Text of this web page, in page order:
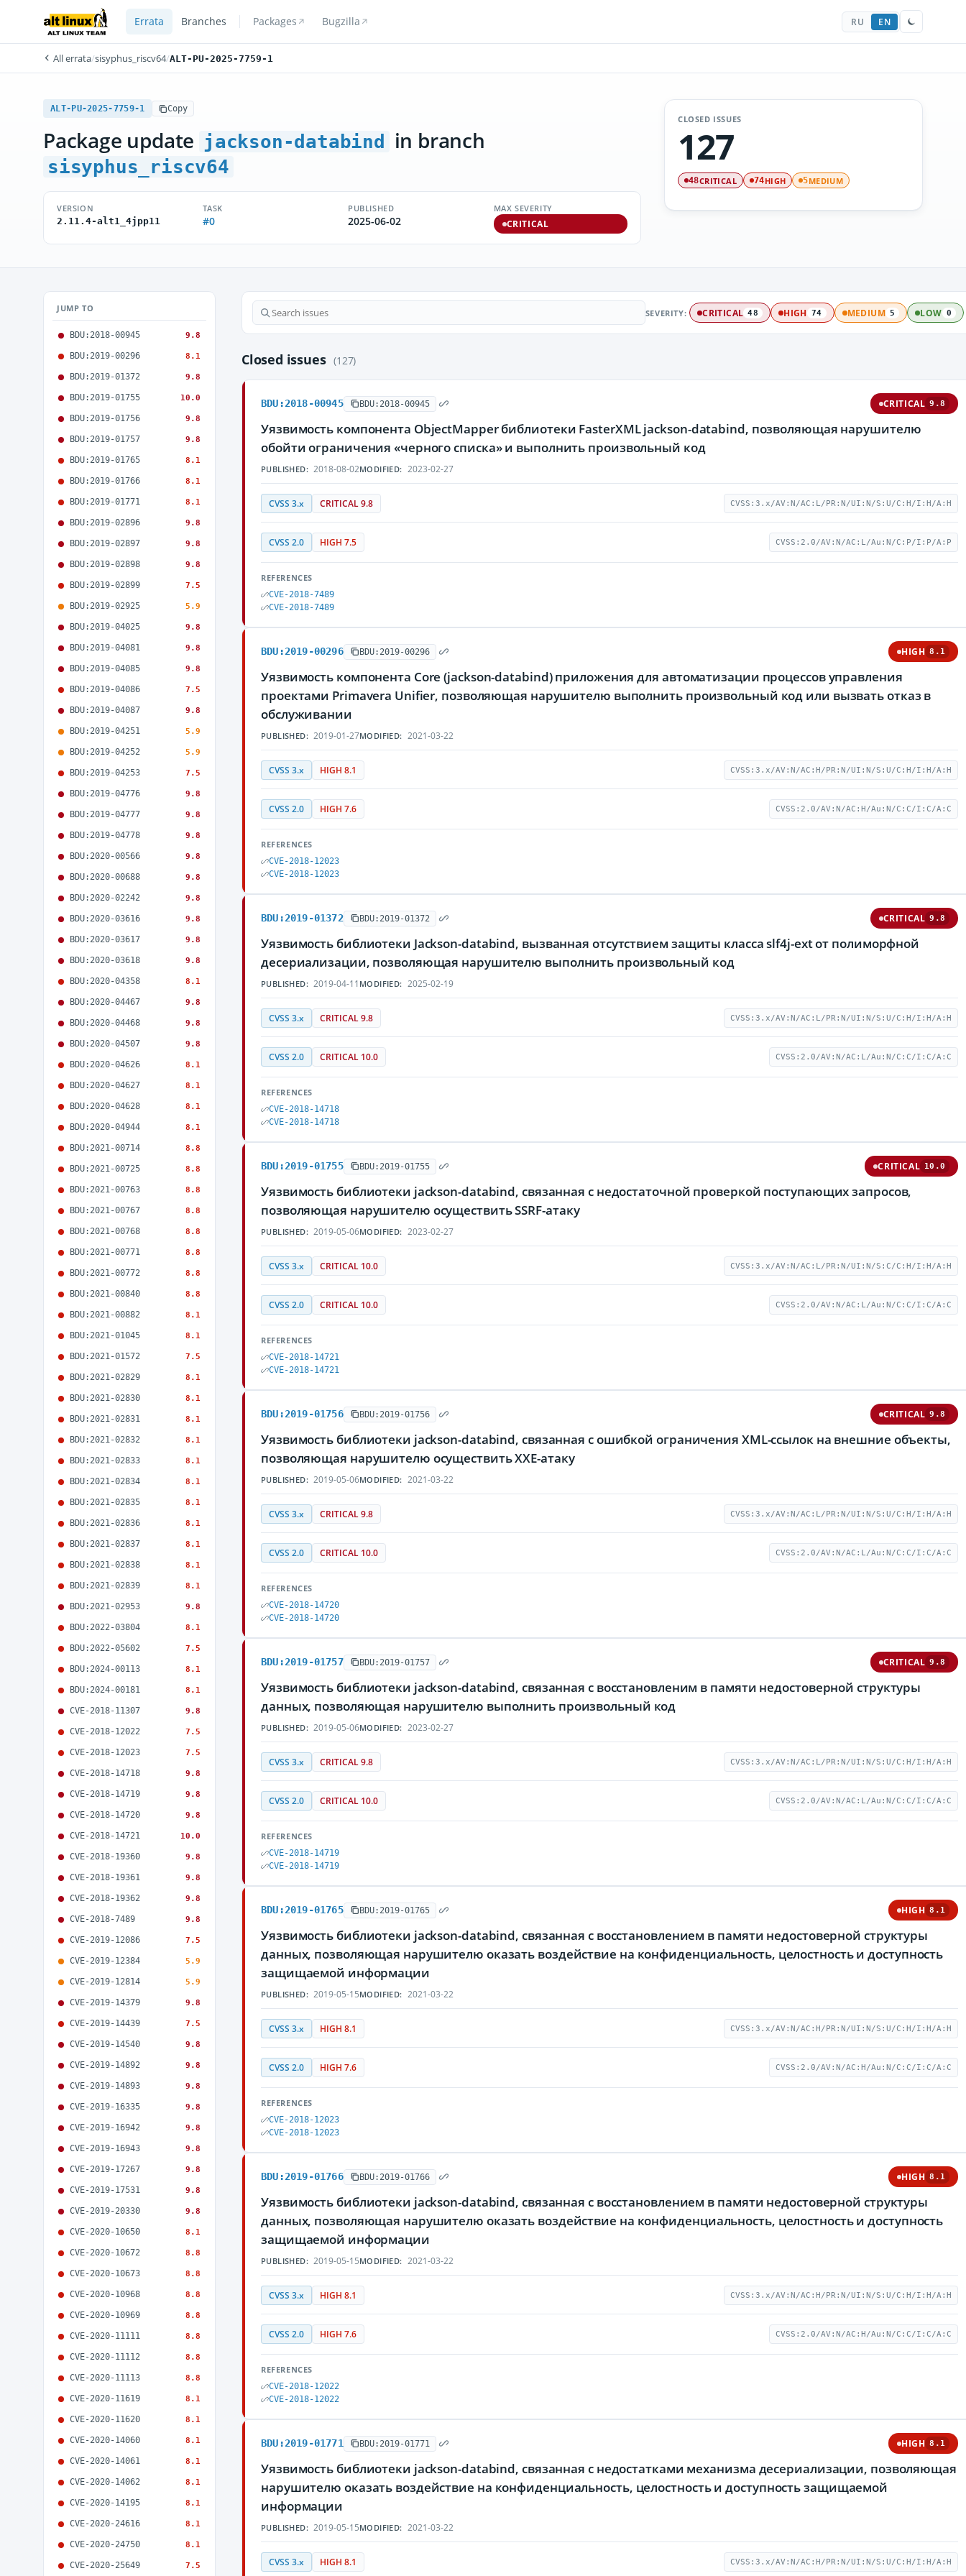
Errata Branches Packages Bugzilla RU EN
All errata/sisyphus_riscv64/ALT-PU-2025-7759-1
ALT-PU-2025-7759-1 Copy
Package update jackson-databind in branch
sisyphus_riscv64
VERSION
2.11.4-alt1_4jpp11
TASK
#0
PUBLISHED
2025-06-02
MAX SEVERITY
CRITICAL
CLOSED ISSUES
127
48CRITICAL 74HIGH 5MEDIUM
JUMP TO
BDU:2018-00945 9.8
BDU:2019-00296 8.1
BDU:2019-01372 9.8
BDU:2019-01755 10.0
BDU:2019-01756 9.8
BDU:2019-01757 9.8
BDU:2019-01765 8.1
BDU:2019-01766 8.1
BDU:2019-01771 8.1
BDU:2019-02896 9.8
BDU:2019-02897 9.8
BDU:2019-02898 9.8
BDU:2019-02899 7.5
BDU:2019-02925 5.9
BDU:2019-04025 9.8
BDU:2019-04081 9.8
BDU:2019-04085 9.8
BDU:2019-04086 7.5
BDU:2019-04087 9.8
BDU:2019-04251 5.9
BDU:2019-04252 5.9
BDU:2019-04253 7.5
BDU:2019-04776 9.8
BDU:2019-04777 9.8
BDU:2019-04778 9.8
BDU:2020-00566 9.8
BDU:2020-00688 9.8
BDU:2020-02242 9.8
BDU:2020-03616 9.8
BDU:2020-03617 9.8
BDU:2020-03618 9.8
BDU:2020-04358 8.1
BDU:2020-04467 9.8
BDU:2020-04468 9.8
BDU:2020-04507 9.8
BDU:2020-04626 8.1
BDU:2020-04627 8.1
BDU:2020-04628 8.1
BDU:2020-04944 8.1
BDU:2021-00714 8.8
BDU:2021-00725 8.8
BDU:2021-00763 8.8
BDU:2021-00767 8.8
BDU:2021-00768 8.8
BDU:2021-00771 8.8
BDU:2021-00772 8.8
BDU:2021-00840 8.8
BDU:2021-00882 8.1
BDU:2021-01045 8.1
BDU:2021-01572 7.5
BDU:2021-02829 8.1
BDU:2021-02830 8.1
BDU:2021-02831 8.1
BDU:2021-02832 8.1
BDU:2021-02833 8.1
BDU:2021-02834 8.1
BDU:2021-02835 8.1
BDU:2021-02836 8.1
BDU:2021-02837 8.1
BDU:2021-02838 8.1
BDU:2021-02839 8.1
BDU:2021-02953 9.8
BDU:2022-03804 8.1
BDU:2022-05602 7.5
BDU:2024-00113 8.1
BDU:2024-00181 8.1
CVE-2018-11307 9.8
CVE-2018-12022 7.5
CVE-2018-12023 7.5
CVE-2018-14718 9.8
CVE-2018-14719 9.8
CVE-2018-14720 9.8
CVE-2018-14721 10.0
CVE-2018-19360 9.8
CVE-2018-19361 9.8
CVE-2018-19362 9.8
CVE-2018-7489 9.8
CVE-2019-12086 7.5
CVE-2019-12384 5.9
CVE-2019-12814 5.9
CVE-2019-14379 9.8
CVE-2019-14439 7.5
CVE-2019-14540 9.8
CVE-2019-14892 9.8
CVE-2019-14893 9.8
CVE-2019-16335 9.8
CVE-2019-16942 9.8
CVE-2019-16943 9.8
CVE-2019-17267 9.8
CVE-2019-17531 9.8
CVE-2019-20330 9.8
CVE-2020-10650 8.1
CVE-2020-10672 8.8
CVE-2020-10673 8.8
CVE-2020-10968 8.8
CVE-2020-10969 8.8
CVE-2020-11111 8.8
CVE-2020-11112 8.8
CVE-2020-11113 8.8
CVE-2020-11619 8.1
CVE-2020-11620 8.1
CVE-2020-14060 8.1
CVE-2020-14061 8.1
CVE-2020-14062 8.1
CVE-2020-14195 8.1
CVE-2020-24616 8.1
CVE-2020-24750 8.1
CVE-2020-25649 7.5
SEVERITY: CRITICAL 48 HIGH 74 MEDIUM 5 LOW 0
Closed issues (127)
BDU:2018-00945 BDU:2018-00945 CRITICAL 9.8
Уязвимость компонента ObjectMapper библиотеки FasterXML jackson-databind, позволяющая нарушителю
обойти ограничения «черного списка» и выполнить произвольный код
PUBLISHED: 2018-08-02MODIFIED: 2023-02-27
CVSS 3.x CRITICAL 9.8 CVSS:3.x/AV:N/AC:L/PR:N/UI:N/S:U/C:H/I:H/A:H
CVSS 2.0 HIGH 7.5 CVSS:2.0/AV:N/AC:L/Au:N/C:P/I:P/A:P
REFERENCES
CVE-2018-7489
CVE-2018-7489
BDU:2019-00296 BDU:2019-00296 HIGH 8.1
Уязвимость компонента Core (jackson-databind) приложения для автоматизации процессов управления
проектами Primavera Unifier, позволяющая нарушителю выполнить произвольный код или вызвать отказ в
обслуживании
PUBLISHED: 2019-01-27MODIFIED: 2021-03-22
CVSS 3.x HIGH 8.1 CVSS:3.x/AV:N/AC:H/PR:N/UI:N/S:U/C:H/I:H/A:H
CVSS 2.0 HIGH 7.6 CVSS:2.0/AV:N/AC:H/Au:N/C:C/I:C/A:C
REFERENCES
CVE-2018-12023
CVE-2018-12023
BDU:2019-01372 BDU:2019-01372 CRITICAL 9.8
Уязвимость библиотеки Jackson-databind, вызванная отсутствием защиты класса slf4j-ext от полиморфной
десериализации, позволяющая нарушителю выполнить произвольный код
PUBLISHED: 2019-04-11 MODIFIED: 2025-02-19
CVSS 3.x CRITICAL 9.8 CVSS:3.x/AV:N/AC:L/PR:N/UI:N/S:U/C:H/I:H/A:H
CVSS 2.0 CRITICAL 10.0 CVSS:2.0/AV:N/AC:L/Au:N/C:C/I:C/A:C
REFERENCES
CVE-2018-14718
CVE-2018-14718
BDU:2019-01755 BDU:2019-01755 CRITICAL 10.0
Уязвимость библиотеки jackson-databind, связанная с недостаточной проверкой поступающих запросов,
позволяющая нарушителю осуществить SSRF-атаку
PUBLISHED: 2019-05-06MODIFIED: 2023-02-27
CVSS 3.x CRITICAL 10.0 CVSS:3.x/AV:N/AC:L/PR:N/UI:N/S:C/C:H/I:H/A:H
CVSS 2.0 CRITICAL 10.0 CVSS:2.0/AV:N/AC:L/Au:N/C:C/I:C/A:C
REFERENCES
CVE-2018-14721
CVE-2018-14721
BDU:2019-01756 BDU:2019-01756 CRITICAL 9.8
Уязвимость библиотеки jackson-databind, связанная с ошибкой ограничения XML-ссылок на внешние объекты,
позволяющая нарушителю осуществить XXE-атаку
PUBLISHED: 2019-05-06MODIFIED: 2021-03-22
CVSS 3.x CRITICAL 9.8 CVSS:3.x/AV:N/AC:L/PR:N/UI:N/S:U/C:H/I:H/A:H
CVSS 2.0 CRITICAL 10.0 CVSS:2.0/AV:N/AC:L/Au:N/C:C/I:C/A:C
REFERENCES
CVE-2018-14720
CVE-2018-14720
BDU:2019-01757 BDU:2019-01757 CRITICAL 9.8
Уязвимость библиотеки jackson-databind, связанная с восстановленим в памяти недостоверной структуры
данных, позволяющая нарушителю выполнить произвольный код
PUBLISHED: 2019-05-06MODIFIED: 2023-02-27
CVSS 3.x CRITICAL 9.8 CVSS:3.x/AV:N/AC:L/PR:N/UI:N/S:U/C:H/I:H/A:H
CVSS 2.0 CRITICAL 10.0 CVSS:2.0/AV:N/AC:L/Au:N/C:C/I:C/A:C
REFERENCES
CVE-2018-14719
CVE-2018-14719
BDU:2019-01765 BDU:2019-01765 HIGH 8.1
Уязвимость библиотеки jackson-databind, связанная с восстановлением в памяти недостоверной структуры
данных, позволяющая нарушителю оказать воздействие на конфиденциальность, целостность и доступность
защищаемой информации
PUBLISHED: 2019-05-15MODIFIED: 2021-03-22
CVSS 3.x HIGH 8.1 CVSS:3.x/AV:N/AC:H/PR:N/UI:N/S:U/C:H/I:H/A:H
CVSS 2.0 HIGH 7.6 CVSS:2.0/AV:N/AC:H/Au:N/C:C/I:C/A:C
REFERENCES
CVE-2018-12023
CVE-2018-12023
BDU:2019-01766 BDU:2019-01766 HIGH 8.1
Уязвимость библиотеки jackson-databind, связанная с восстановлением в памяти недостоверной структуры
данных, позволяющая нарушителю оказать воздействие на конфиденциальность, целостность и доступность
защищаемой информации
PUBLISHED: 2019-05-15MODIFIED: 2021-03-22
CVSS 3.x HIGH 8.1 CVSS:3.x/AV:N/AC:H/PR:N/UI:N/S:U/C:H/I:H/A:H
CVSS 2.0 HIGH 7.6 CVSS:2.0/AV:N/AC:H/Au:N/C:C/I:C/A:C
REFERENCES
CVE-2018-12022
CVE-2018-12022
BDU:2019-01771 BDU:2019-01771 HIGH 8.1
Уязвимость библиотеки jackson-databind, связанная с недостатками механизма десериализации, позволяющая
нарушителю оказать воздействие на конфиденциальность, целостность и доступность защищаемой
информации
PUBLISHED: 2019-05-15MODIFIED: 2021-03-22
CVSS 3.x HIGH 8.1 CVSS:3.x/AV:N/AC:H/PR:N/UI:N/S:U/C:H/I:H/A:H